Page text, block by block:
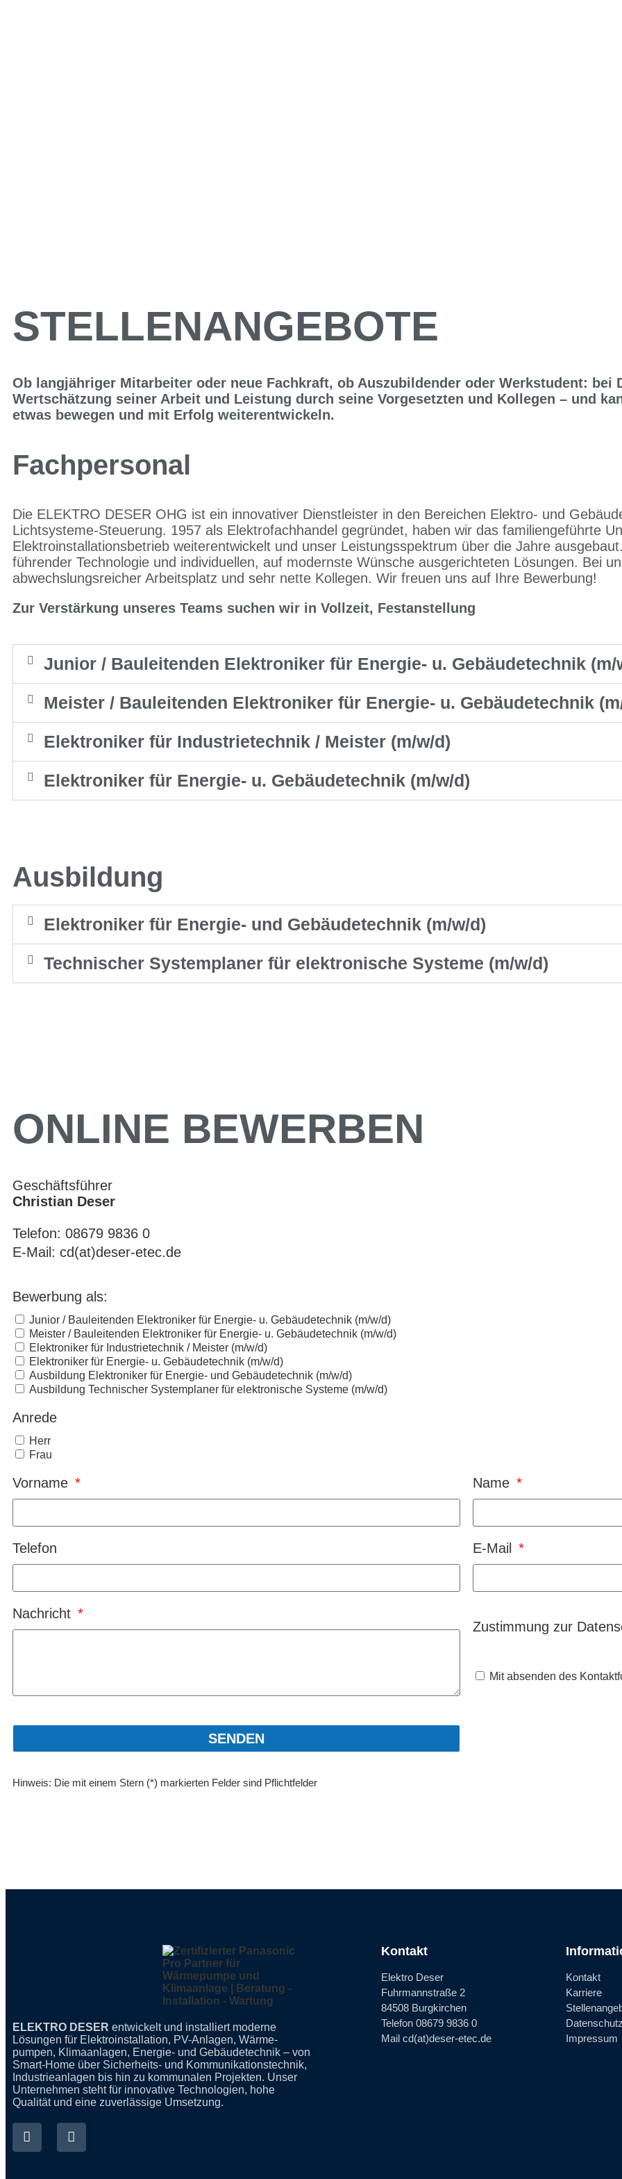
STELLENANGEBOTE
Ob langjähriger Mitarbeiter oder neue Fachkraft, ob Auszubildender oder Werkstudent: bei
Wertschätzung seiner Arbeit und Leistung durch seine Vorgesetzten und Kollegen – und
etwas bewegen und mit Erfolg weiterentwickeln.
Fachpersonal
Die ELEKTRO DESER OHG ist ein innovativer Dienstleister in den Bereichen Elektro- und
Lichtsysteme-Steuerung. 1957 als Elektrofachhandel gegründet, haben wir das familiengeführte
Elektroinstallationsbetrieb weiterentwickelt und unser Leistungsspektrum über die Jahre
führender Technologie und individuellen, auf modernste Wünsche ausgerichteten Lösungen. Bei
abwechslungsreicher Arbeitsplatz und sehr nette Kollegen. Wir freuen uns auf Ihre Bewerbung!
Zur Verstärkung unseres Teams suchen wir in Vollzeit, Festanstellung
Junior / Bauleitenden Elektroniker für Energie- u. Gebäudetechnik (m/
Meister / Bauleitenden Elektroniker für Energie- u. Gebäudetechnik
Elektroniker für Industrietechnik / Meister (m/w/d)
Elektroniker für Energie- u. Gebäudetechnik (m/w/d)
Ausbildung
Elektroniker für Energie- und Gebäudetechnik (m/w/d)
Technischer Systemplaner für elektronische Systeme (m/w/d)
ONLINE BEWERBEN
Geschäftsführer
Christian Deser
Telefon: 08679 9836 0
E-Mail: cd(at)deser-etec.de
Bewerbung als:
Junior / Bauleitenden Elektroniker für Energie- u. Gebäudetechnik (m/w/d)
Meister / Bauleitenden Elektroniker für Energie- u. Gebäudetechnik (m/w/d)
Elektroniker für Industrietechnik / Meister (m/w/d)
Elektroniker für Energie- u. Gebäudetechnik (m/w/d)
Ausbildung Elektroniker für Energie- und Gebäudetechnik (m/w/d)
Ausbildung Technischer Systemplaner für elektronische Systeme (m/w/d)
Anrede
Herr
Frau
Vorname Name
Telefon E-Mail
Nachricht
Zustimmung zur
Mit absenden des
SENDEN
Hinweis: Die mit einem Stern (*) markierten Felder sind Pflichtfelder
ELEKTRO DESER entwickelt und installiert moderne
Lösungen für Elektro­installation, PV-Anlagen, Wärme­
pumpen, Klima­anlagen, Energie- und Gebäude­technik – von
Smart-Home über Sicher­heits- und Kommu­nikations­tech­nik,
Indus­trie­anlagen bis hin zu kommu­nalen Projekten. Unser
Unter­nehmen steht für innovative Techno­logien, hohe
Qualität und eine zuverlässige Umsetzung.
Kontakt
Elektro Deser
Fuhrmannstraße 2
84508 Burgkirchen
Telefon 08679 9836 0
Mail cd(at)deser-etec.de
Kontakt
Karriere
Datenschutz
Impressum